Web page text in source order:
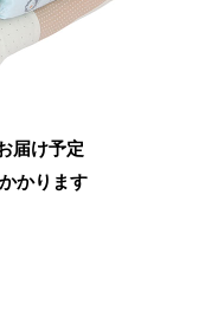
届け予定
かります